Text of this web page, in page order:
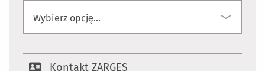
Kontakt ZARGES